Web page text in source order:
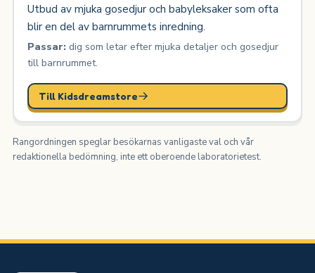
Utbud av mjuka gosedjur och babyleksaker som ofta
blir en del av barnrummets inredning.
Passar:dig som letar efter mjuka detaljer och gosedjur
till barnrummet.
Till Kidsdreamstore
Rangordningen speglar besökarnas vanligaste val och vår
redaktionella bedömning, inte ett oberoende laboratorietest.